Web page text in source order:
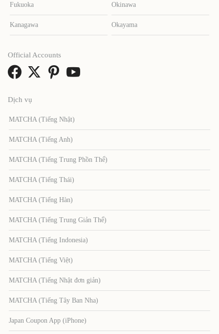
Fukuoka Okinawa
Kanagawa Okayama
Dịch vụ
MATCHA (Tiếng Nhật)
MATCHA (Tiếng Anh)
MATCHA (Tiếng Trung Phồn Thể)
MATCHA (Tiếng Thái)
MATCHA (Tiếng Hàn)
MATCHA (Tiếng Trung Giản Thể)
MATCHA (Tiếng Indonesia)
MATCHA (Tiếng Việt)
MATCHA (Tiếng Nhật đơn giản)
MATCHA (Tiếng Tây Ban Nha)
Japan Coupon App (iPhone)
Official Accounts